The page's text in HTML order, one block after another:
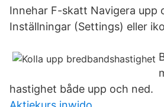
Innehar F-skatt Navigera upp
Inställningar (Settings) eller
hastighet både upp och ned.